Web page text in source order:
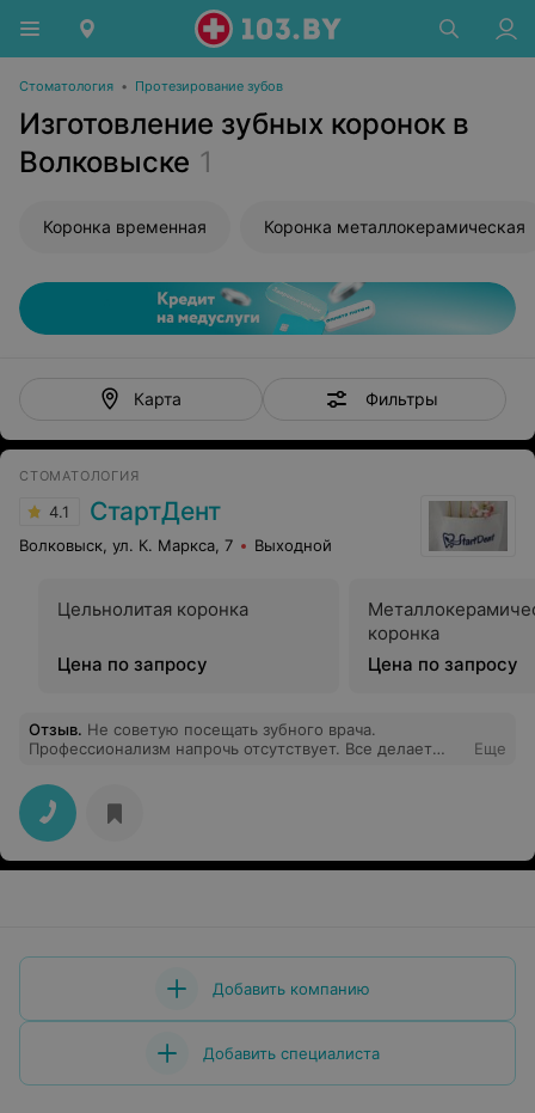
Стоматология • Протезирование зубов
Изготовление зубных коронок в
Волковыске 1
Коронка временная Коронка металлокерамическая
Карта Фильтры
СТОМАТОЛОГИЯ
4.1 СтартДент
Волковыск, ул. К. Маркса, 7 Выходной
Цельнолитая коронка
Цена по запросу
коронка
Цена по запросу
Отзыв. Не советую посещать зубного врача.
Профессионализм напрочь отсутствует. Все делает
Еще
Добавить компанию
Добавить специалиста